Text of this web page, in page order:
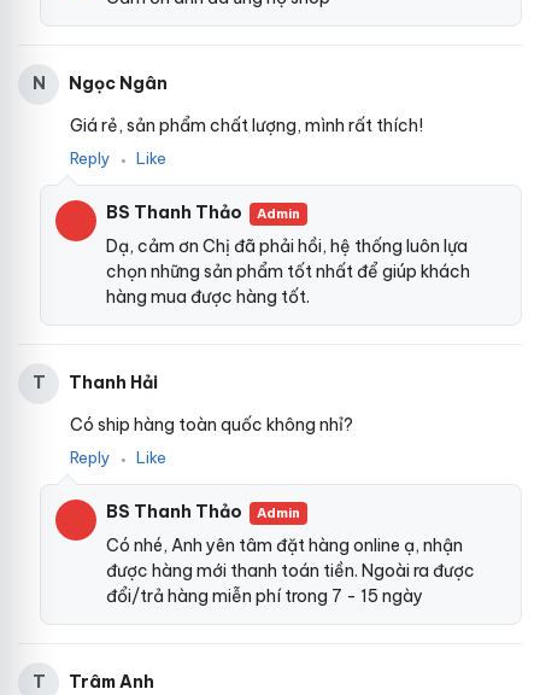
N
Ngọc Ngân
Giá rẻ, sản phẩm chất lượng, mình rất thích!
Reply ● Like
BS Thanh Thảo Admin
Dạ, cảm ơn Chị đã phải hồi, hệ thống luôn lựa
chọn những sản phẩm tốt nhất để giúp khách
hàng mua được hàng tốt.
T
Thanh Hải
Có ship hàng toàn quốc không nhỉ?
Reply ● Like
BS Thanh Thảo Admin
Có nhé, Anh yên tâm đặt hàng online ạ, nhận
được hàng mới thanh toán tiền. Ngoài ra được
đổi/trả hàng miễn phí trong 7 - 15 ngày
T
Trâm Anh